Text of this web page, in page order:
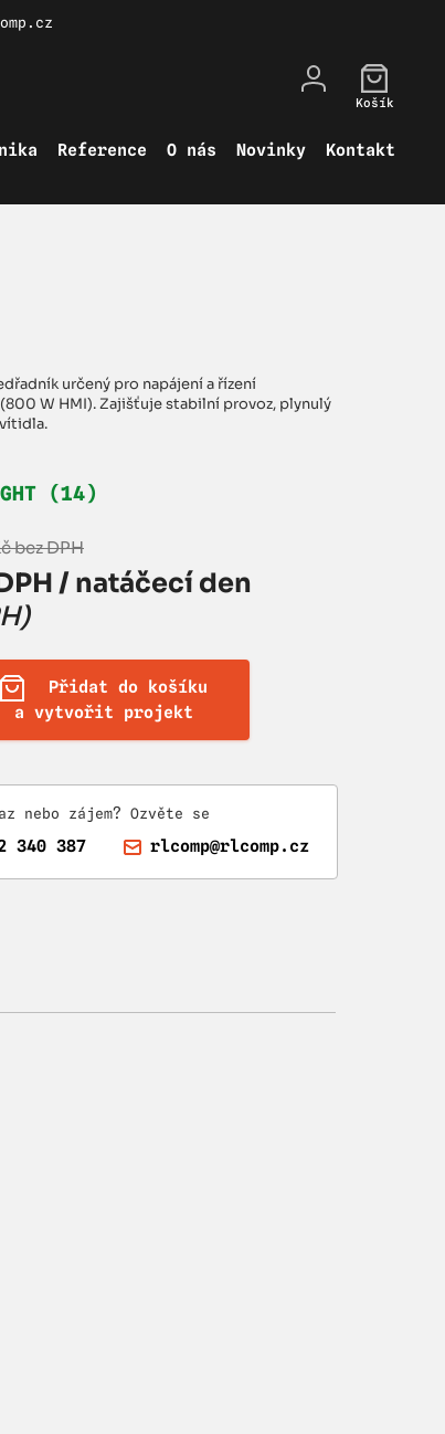
Reference O nás Novinky Kontakt
Košík
určený pro napájení a řízení
W HMI). Zajišťuje stabilní provoz, plynulý
(14)
bez DPH
/ natáčecí den
Přidat do košíku
a vytvořit projekt
nebo zájem? Ozvěte se
340 387 rlcomp@rlcomp.cz